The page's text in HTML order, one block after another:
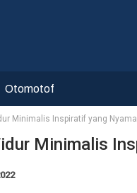
Otomotof
Minimalis Inspiratif yang
Minimalis